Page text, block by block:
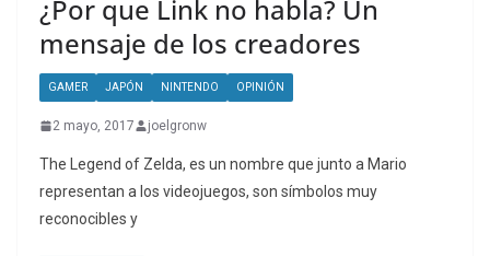
¿Por que Link no habla? Un
mensaje de los creadores
GAMER JAPÓN NINTENDO OPINIÓN
2 mayo, 2017 joelgronw
The Legend of Zelda, es un nombre que junto a Mario
representan a los videojuegos, son símbolos muy
reconocibles y